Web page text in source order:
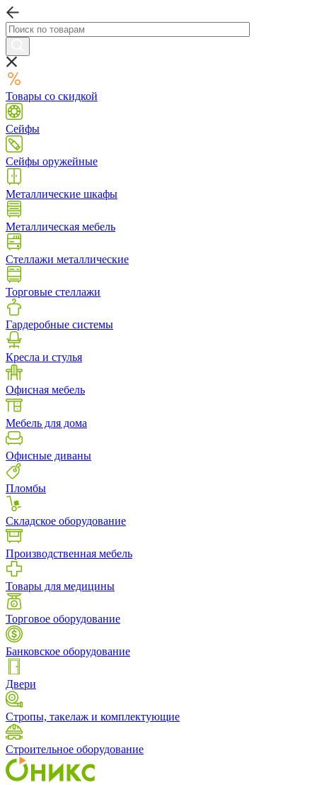
Товары со скидкой
Сейфы
Сейфы оружейные
Металлические шкафы
Металлическая мебель
Стеллажи металлические
Торговые стеллажи
Гардеробные системы
Кресла и стулья
Офисная мебель
Мебель для дома
Офисные диваны
Пломбы
Складское оборудование
Производственная мебель
Товары для медицины
Торговое оборудование
Банковское оборудование
Двери
Стропы, такелаж и комплектующие
Строительное оборудование